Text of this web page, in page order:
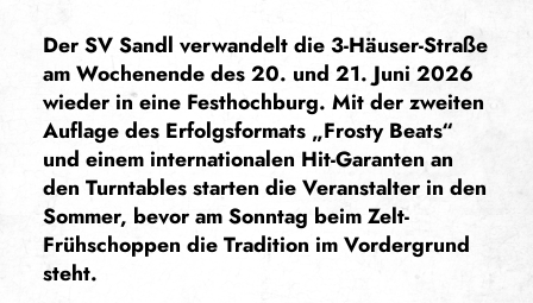
Der SV Sandl verwandelt die 3-Häuser-Straße
am Wochenende des 20. und 21. Juni 2026
wieder in eine Festhochburg. Mit der zweiten
Auflage des Erfolgsformats „Frosty Beats“
und einem internationalen Hit-Garanten an
den Turntables starten die Veranstalter in den
Sommer, bevor am Sonntag beim Zelt-
Frühschoppen die Tradition im Vordergrund
steht.